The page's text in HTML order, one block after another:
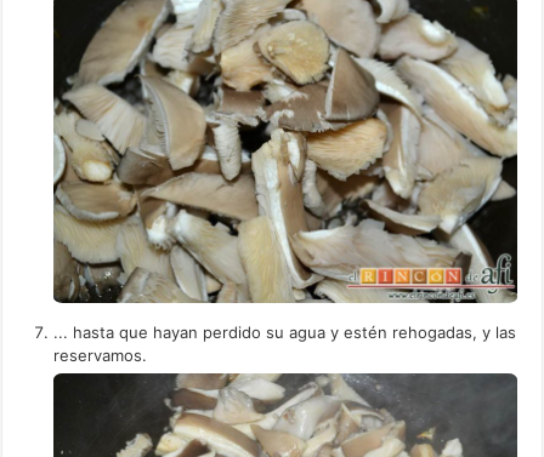
... hasta que hayan perdido su agua y estén rehogadas, y las
reservamos.